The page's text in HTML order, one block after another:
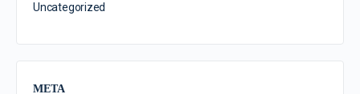
Uncategorized
META